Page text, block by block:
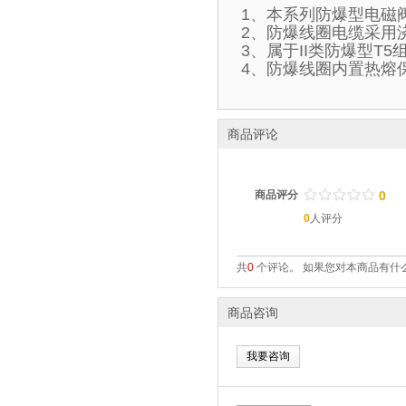
1、本系列防爆型电磁
2、防爆线圈电缆采用
3、属于II类防爆型T5
4、防爆线圈内置热熔
商品评论
商品评分 / / / / /
. . . . . 0
0人评分
共0 个评论。 如果您对本商品有什
商品咨询
我要咨询